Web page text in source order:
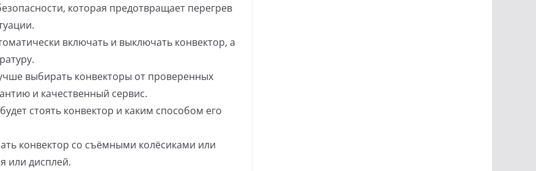
которая предотвращает перегрев
включать и выключать конвектор, а
выбирать конвекторы от проверенных
и качественный сервис.
стоять конвектор и каким способом его
конвектор со съёмными колёсиками или
или дисплей.